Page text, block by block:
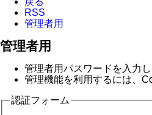
RSS
管理者用
管理者用
管理者用パスワードを入力し
管理機能を利用するには、
認証フォーム